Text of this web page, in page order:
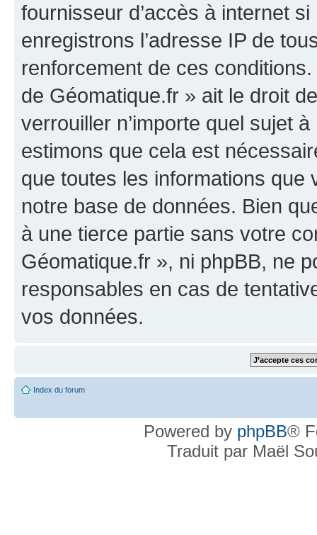
fournisseur d’accès à internet
enregistrons l’adresse IP de
renforcement de ces
de Géomatique.fr » ait le droit
verrouiller n’importe quel sujet
estimons que cela est
que toutes les informations
notre base de données. Bien
à une tierce partie sans votre
Géomatique.fr », ni phpBB, ne
responsables en cas de
vos données.
Index du forum
Powered by phpBB®
Traduit par Maël